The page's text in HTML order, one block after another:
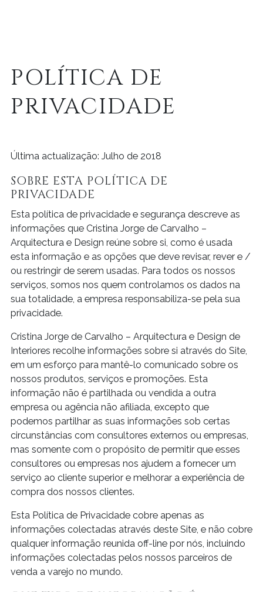
POLÍTICA DE
PRIVACIDADE
Última actualização: Julho de 2018
SOBRE ESTA POLÍTICA DE
PRIVACIDADE
Esta política de privacidade e segurança descreve as
informações que Cristina Jorge de Carvalho –
Arquitectura e Design reúne sobre si, como é usada
esta informação e as opções que deve revisar, rever e /
ou restringir de serem usadas. Para todos os nossos
serviços, somos nos quem controlamos os dados na
sua totalidade, a empresa responsabiliza-se pela sua
privacidade.
Cristina Jorge de Carvalho – Arquitectura e Design de
Interiores recolhe informações sobre si através do Site,
em um esforço para mantê-lo comunicado sobre os
nossos produtos, serviços e promoções. Esta
informação não é partilhada ou vendida a outra
empresa ou agência não afiliada, excepto que
podemos partilhar as suas informações sob certas
circunstâncias com consultores externos ou empresas,
mas somente com o propósito de permitir que esses
consultores ou empresas nos ajudem a fornecer um
serviço ao cliente superior e melhorar a experiência de
compra dos nossos clientes.
Esta Política de Privacidade cobre apenas as
informações colectadas através deste Site, e não cobre
qualquer informação reunida off-line por nós, incluindo
informações colectadas pelos nossos parceiros de
venda a varejo no mundo.